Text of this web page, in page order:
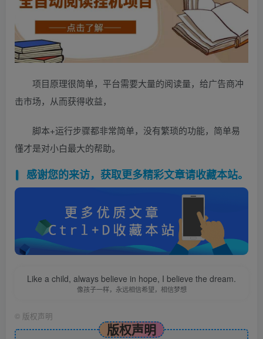
项目原理很简单，平台需要大量的阅读量，给广告商冲
击市场，从而获得收益，
脚本+运行步骤都非常简单，没有繁琐的功能，简单易
懂才是对小白最大的帮助。
感谢您的来访，获取更多精彩文章请收藏本站。
Like a child, always believe in hope, I believe the dream.
像孩子一样，永远相信希望，相信梦想
© 版权声明
版权声明